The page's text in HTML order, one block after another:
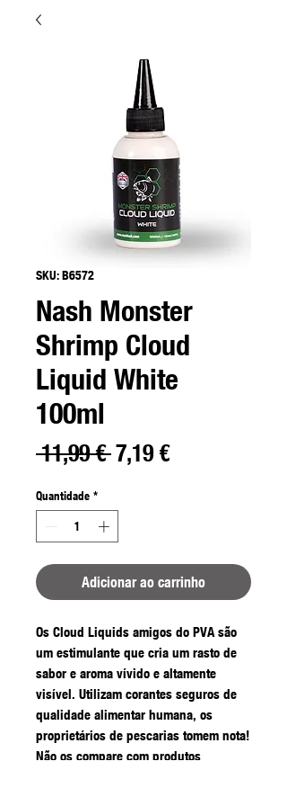
SKU: B6572
Nash Monster
Shrimp Cloud
Liquid White
100ml
11,99 € Preço
7,19 €Preço
Quantidade *
Adicionar ao carrinho
Os Cloud Liquids amigos do PVA são
um estimulante que cria um rasto de
sabor e aroma vívido e altamente
visível. Utilizam corantes seguros de
qualidade alimentar humana, os
proprietários de pescarias tomem nota!
Não os compare com produtos